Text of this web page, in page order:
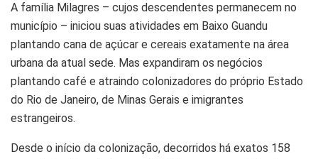
A família Milagres – cujos descendentes permanecem no
município – iniciou suas atividades em Baixo Guandu
plantando cana de açúcar e cereais exatamente na área
urbana da atual sede. Mas expandiram os negócios
plantando café e atraindo colonizadores do próprio Estado
do Rio de Janeiro, de Minas Gerais e imigrantes
estrangeiros.
Desde o início da colonização, decorridos há exatos 158